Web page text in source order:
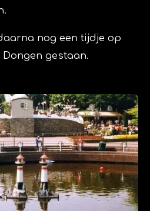
nog een tijdje op
gestaan.